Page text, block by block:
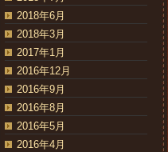
2018年6月
2018年3月
2017年1月
2016年12月
2016年9月
2016年8月
2016年5月
2016年4月